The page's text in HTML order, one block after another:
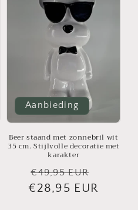
Aanbieding
Beer staand met zonnebril wit
35 cm. Stijlvolle decoratie met
karakter
Normale
prijs
€49,95 EUR
€28,95 EUR